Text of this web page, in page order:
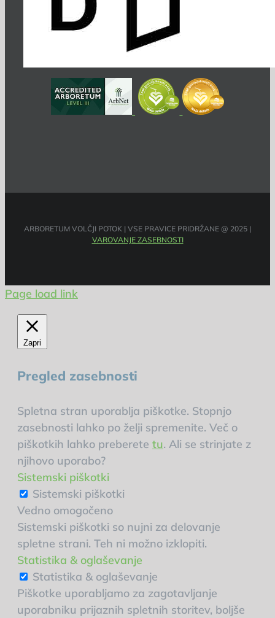
ARBORETUM VOLČJI POTOK | VSE PRAVICE PRIDRŽANE @ 2025 |
VAROVANJE ZASEBNOSTI
Page load link
Zapri
Pregled zasebnosti
Spletna stran uporablja piškotke. Stopnjo
zasebnosti lahko po želji spremenite. Več o
piškotkih lahko preberete tu. Ali se strinjate z
njihovo uporabo?
Sistemski piškotki
Sistemski piškotki
Vedno omogočeno
Sistemski piškotki so nujni za delovanje
spletne strani. Teh ni možno izklopiti.
Statistika & oglaševanje
Statistika & oglaševanje
Piškotke uporabljamo za zagotavljanje
uporabniku prijaznih spletnih storitev, boljše